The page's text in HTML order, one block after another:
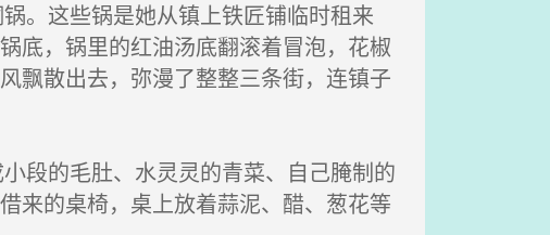
。这些锅是她从镇上铁匠铺临时租来
底，锅里的红油汤底翻滚着冒泡，花椒
飘散出去，弥漫了整整三条街，连镇子
段的毛肚、水灵灵的青菜、自己腌制的
来的桌椅，桌上放着蒜泥、醋、葱花等